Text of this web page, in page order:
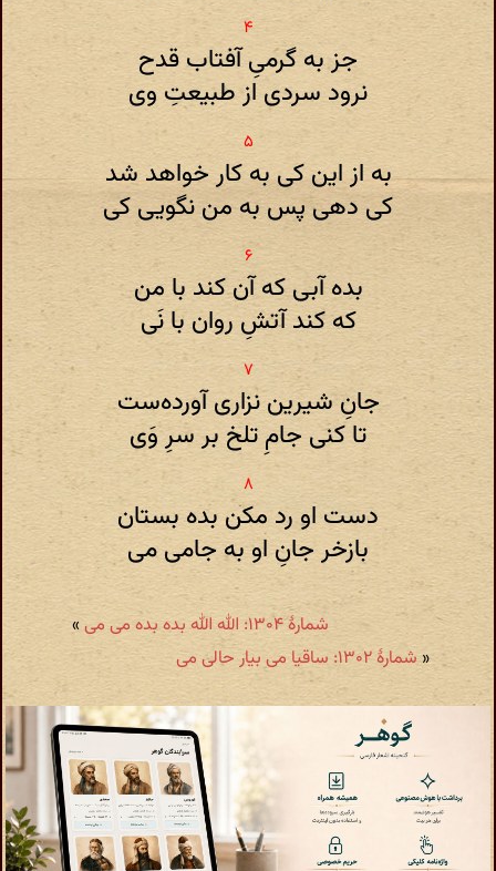
جز به گرمیِ آفتاب قدح
نرود سردی از طبیعتِ وی
به از این کی به کار خواهد شد
کی دهی پس به من نگویی کی
بده آبی که آن کند با من
که کند آتشِ روان با نَی
جانِ شیرین نزاری آورده‌ست
تا کنی جامِ تلخ بر سرِ وَی
دست او رد مکن بده بستان
بازخر جانِ او به جامی می
شمارهٔ ۱۳۰۴: الله الله بده بده می می
»
« شمارهٔ ۱۳۰۲: ساقیا می بیار حالی می